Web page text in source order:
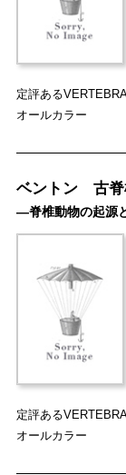
定評ある
オールカラー
ベントン 古脊
―脊椎動物の起源
定評ある
オールカラー